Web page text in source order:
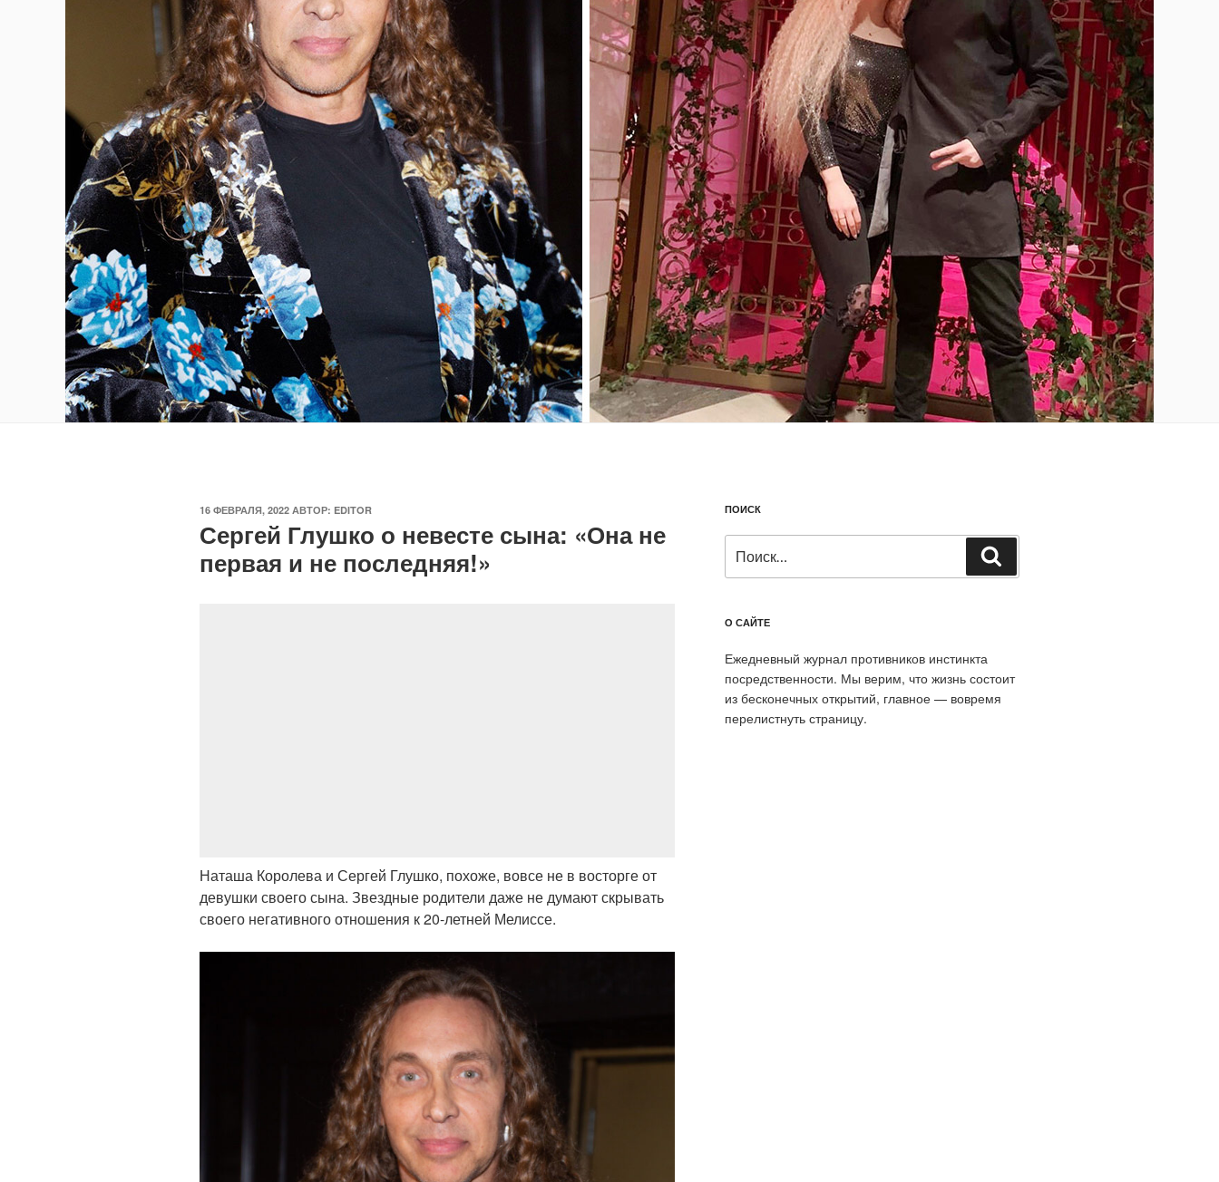
ОПУБЛИКОВАНО
16 ФЕВРАЛЯ, 2022 АВТОР: EDITOR
Сергей Глушко о невесте сына: «Она не
первая и не последняя!»
Наташа Королева и Сергей Глушко, похоже, вовсе не в восторге от
девушки своего сына. Звездные родители даже не думают скрывать
своего негативного отношения к 20-летней Мелиссе.
ПОИСК
О САЙТЕ
Ежедневный журнал противников инстинкта
посредственности. Мы верим, что жизнь состоит
из бесконечных открытий, главное — вовремя
перелистнуть страницу.